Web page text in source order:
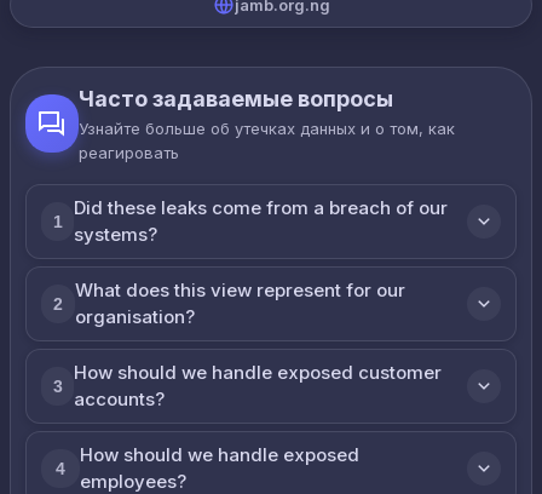
jamb.org.ng
Часто задаваемые вопросы
Узнайте больше об утечках данных и о том, как
реагировать
1
Did these leaks come from a breach of our
systems?
2
What does this view represent for our
organisation?
3
How should we handle exposed customer
accounts?
4
How should we handle exposed
employees?